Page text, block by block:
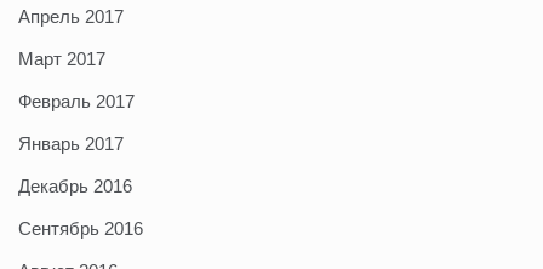
Апрель 2017
Март 2017
Февраль 2017
Январь 2017
Декабрь 2016
Сентябрь 2016